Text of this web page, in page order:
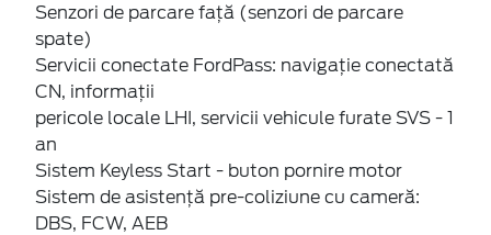
Senzori de parcare față (senzori de parcare
spate)
Servicii conectate FordPass: navigație conectată
CN, informații
pericole locale LHI, servicii vehicule furate SVS - 1
an
Sistem Keyless Start - buton pornire motor
Sistem de asistență pre-coliziune cu cameră:
DBS, FCW, AEB